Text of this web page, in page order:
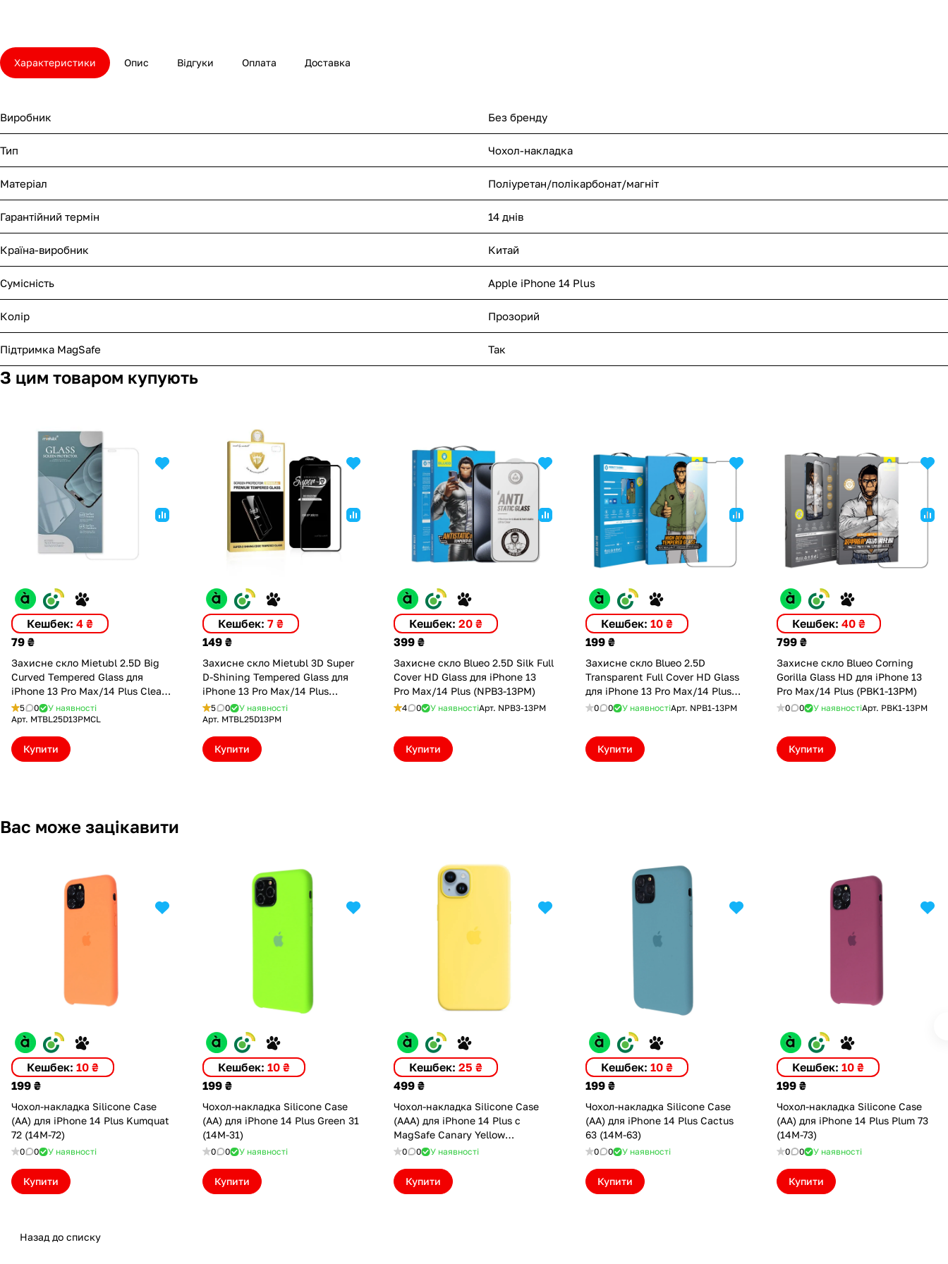
Характеристики Опис Відгуки Оплата Доставка
Виробник Без бренду
Тип Чохол-накладка
Матеріал Поліуретан/полікарбонат/магніт
Гарантійний термін 14 днів
Країна-виробник Китай
Сумісність Apple iPhone 14 Plus
Колір Прозорий
Підтримка MagSafe Так
З цим товаром купують
Кешбек: 4 ₴
79 ₴
Захисне скло Mietubl 2.5D Big
Curved Tempered Glass для
iPhone 13 Pro Max/14 Plus Clear
(MTBL25D13PMCL)
5 0
У наявності
Арт. MTBL25D13PMCL
Купити
Кешбек:7 ₴
149 ₴
Захисне скло Mietubl 3D Super
D-Shining Tempered Glass для
iPhone 13 Pro Max/14 Plus
(MTBL25D13PM)
5 0
У наявності
Арт. MTBL25D13PM
Купити
Кешбек:20 ₴
399 ₴
Захисне скло Blueo 2.5D Silk Full
Cover HD Glass для iPhone 13
Pro Max/14 Plus (NPB3-13PM)
4 0 У наявностіАрт. NPB3-13PM
Купити
Кешбек: 10 ₴
199 ₴
Захисне скло Blueo 2.5D
Transparent Full Cover HD Glass
для iPhone 13 Pro Max/14 Plus
(NPB1-13PM)
0 0 У наявностіАрт. NPB1-13PM
Купити
Кешбек: 40 ₴
799 ₴
Захисне скло Blueo Corning
Gorilla Glass HD для iPhone 13
Pro Max/14 Plus (PBK1-13PM)
0 0 У наявностіАрт. PBK1-13PM
Купити
Вас може зацікавити
Кешбек: 10 ₴
199 ₴
Чохол-накладка Silicone Case
(AA) для iPhone 14 Plus Kumquat
72 (14M-72)
0 0 У наявності
Купити
Кешбек:10 ₴
199 ₴
Чохол-накладка Silicone Case
(AA) для iPhone 14 Plus Green 31
(14M-31)
0 0 У наявності
Купити
Кешбек:25 ₴
499 ₴
Чохол-накладка Silicone Case
(AAA) для iPhone 14 Plus с
MagSafe Canary Yellow
(ASC14PLCNYLW(M))
0 0 У наявності
Купити
Кешбек: 10 ₴
199 ₴
Чохол-накладка Silicone Case
(AA) для iPhone 14 Plus Cactus
63 (14M-63)
0 0 У наявності
Купити
Кешбек: 10 ₴
199 ₴
Чохол-накладка Silicone Case
(AA) для iPhone 14 Plus Plum 73
(14M-73)
0 0 У наявності
Купити
Назад до списку